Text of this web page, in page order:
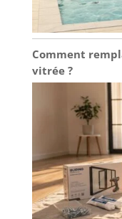
Comment
vitrée ?